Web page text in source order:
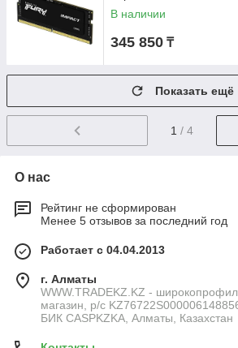
В наличии
345 850 ₸
Показать ещё
1 / 4
О нас
Рейтинг не сформирован
Менее 5 отзывов за последний год
Работает с 04.04.2013
г. Алматы
WWW.TRADEKZ.KZ -
магазин, р/с
БИК CASPKZKA, Алматы, Казахстан